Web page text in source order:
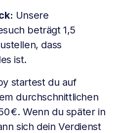
Unsere
beträgt 1,5
dass
ist.
startest du auf
durchschnittlichen
€. Wenn du später in
sich dein Verdienst